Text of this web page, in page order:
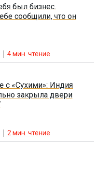
был бизнес.
сообщили, что он
4мин. чтение
с «Сухими»: Индия
закрыла двери
2 мин. чтение